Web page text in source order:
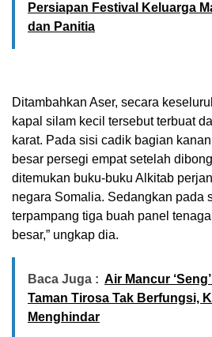
Persiapan Festival Keluarga
dan Panitia
Ditambahkan Aser, secara
kapal silam kecil tersebut terbuat
karat. Pada sisi cadik bagian
besar persegi empat setelah
ditemukan buku-buku Alkitab
negara Somalia. Sedangkan pada
terpampang tiga buah panel
besar,” ungkap dia.
Baca Juga : Air Mancur
Taman Tirosa Tak Berfungsi,
Menghindar